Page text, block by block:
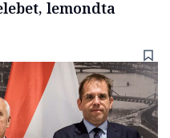
lemondta